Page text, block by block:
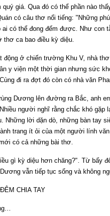
giá. Qua đó có thể phần nào
có câu thơ nổi tiếng: "Những
có thể đong đếm được. Như con
ca bao điều kỳ diệu.
động ở chiến trường Khu V, nhà
y viện một thời gian nhưng sức
đi ra đợt đó còn có nhà văn
Dương lên đường ra Bắc, anh
người nghĩ rằng chắc khó gặp
Những lời dặn dò, những bàn tay
trang ít ỏi của một người lính
có cả những bài thơ.
gì kỳ diệu hơn chăng?". Từ bấy
vẫn tiếp tục sống và không
CHIA TAY